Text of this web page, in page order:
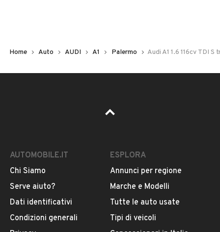
Pubblicità
DESCRIZIONE
Home Auto AUDI A1 Palermo Audi A1 1.6 116cv TDI S
AUTOMOBILE.IT
Chi Siamo
Serve aiuto?
Dati identificativi
Condizioni generali
ESPLORA
Annunci per regione
Marche e Modelli
Tutte le auto usate
Tipi di veicoli